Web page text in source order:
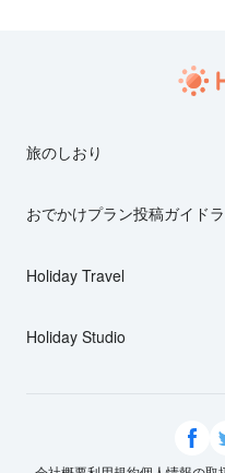
旅のしおり
おでかけプラン投稿ガイド
Holiday Travel
Holiday Studio